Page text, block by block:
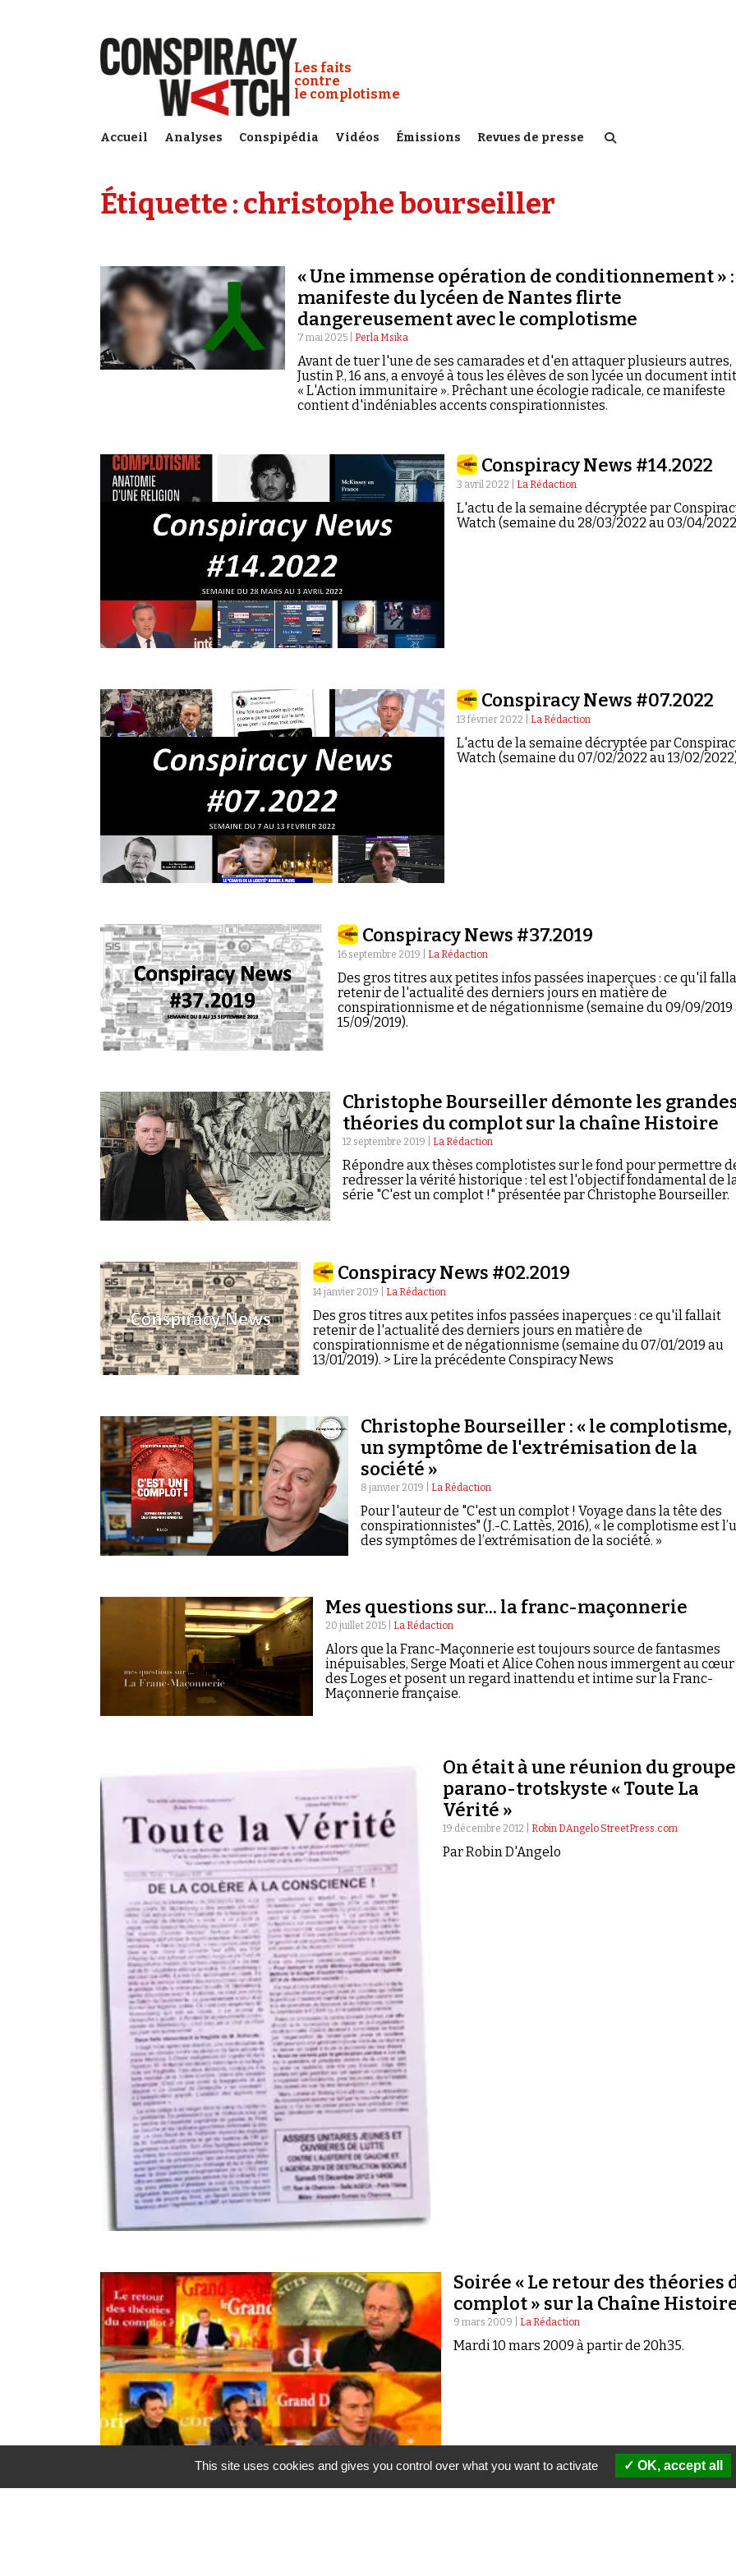
Conspiracy Watch :
Les faits
contre
le complotisme
Accueil Analyses Conspipédia Vidéos Émissions Revues de presse
Étiquette :christophe bourseiller
« Une immense opération de conditionnement »
manifeste du lycéen de Nantes flirte
dangereusement avec le complotisme
7 mai 2025 | Perla Msika
Avant de tuer l'une de ses camarades et d'en attaquer plusieurs autres,
Justin P., 16 ans, a envoyé à tous les élèves de son lycée un document
« L'Action immunitaire ». Prêchant une écologie radicale, ce manifeste
contient d'indéniables accents conspirationnistes.
Conspiracy News #14.2022
3 avril 2022 | La Rédaction
L'actu de la semaine décryptée par
Watch (semaine du 28/03/2022 au 03/04/
Conspiracy News #07.2022
13 février 2022 | La Rédaction
L'actu de la semaine décryptée par
Watch (semaine du 07/02/2022 au 13/02/
Conspiracy News #37.2019
16 septembre 2019 | La Rédaction
Des gros titres aux petites infos passées inaperçues : ce qu'il
retenir de l'actualité des derniers jours en matière de
conspirationnisme et de négationnisme (semaine du 09/09/2019
15/09/2019).
Christophe Bourseiller démonte les
théories du complot sur la chaîne Histoire
12 septembre 2019 | La Rédaction
Répondre aux thèses complotistes sur le fond pour permettre
redresser la vérité historique : tel est l'objectif fondamental de
série "C'est un complot !" présentée par Christophe Bourseiller.
Conspiracy News #02.2019
14 janvier 2019 | La Rédaction
Des gros titres aux petites infos passées inaperçues : ce qu'il fallait
retenir de l'actualité des derniers jours en matière de
conspirationnisme et de négationnisme (semaine du 07/01/2019 au
13/01/2019). > Lire la précédente Conspiracy News
Christophe Bourseiller : « le complotisme,
un symptôme de l'extrémisation de la
société »
8 janvier 2019 | La Rédaction
Pour l'auteur de "C'est un complot ! Voyage dans la tête des
conspirationnistes" (J.-C. Lattès, 2016), « le complotisme est
des symptômes de l’extrémisation de la société. »
Mes questions sur... la franc-maçonnerie
20 juillet 2015 | La Rédaction
Alors que la Franc-Maçonnerie est toujours source de fantasmes
inépuisables, Serge Moati et Alice Cohen nous immergent au cœur
des Loges et posent un regard inattendu et intime sur la Franc-
Maçonnerie française.
On était à une réunion du groupe
parano-trotskyste « Toute La
Vérité »
19 décembre 2012 | Robin DAngelo StreetPress.com
Par Robin D'Angelo
Soirée « Le retour des théories
complot » sur la Chaîne
9 mars 2009 | La Rédaction
Mardi 10 mars 2009 à partir de 20h35.
This site uses cookies and gives you control over what you want to activate OK, accept all